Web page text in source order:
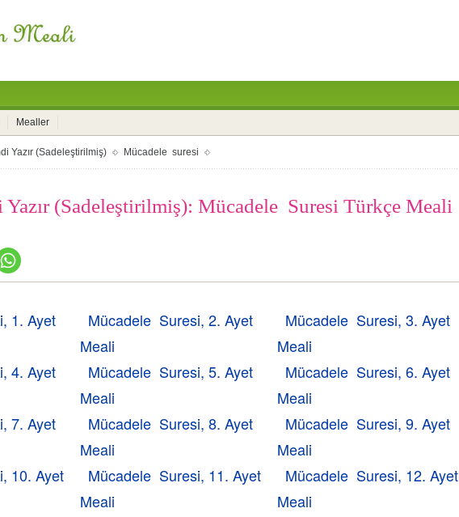
Mealler
Yazır (Sadeleştirilmiş) Mücadele suresi
Yazır (Sadeleştirilmiş): Mücadele Suresi Türkçe Meali
1. Ayet
Mücadele Suresi, 2. Ayet
Meali
Mücadele Suresi, 3. Ayet
Meali
4. Ayet
Mücadele Suresi, 5. Ayet
Meali
Mücadele Suresi, 6. Ayet
Meali
7. Ayet
Mücadele Suresi, 8. Ayet
Meali
Mücadele Suresi, 9. Ayet
Meali
10. Ayet
Mücadele Suresi, 11. Ayet
Meali
Mücadele Suresi, 12. Ayet
Meali